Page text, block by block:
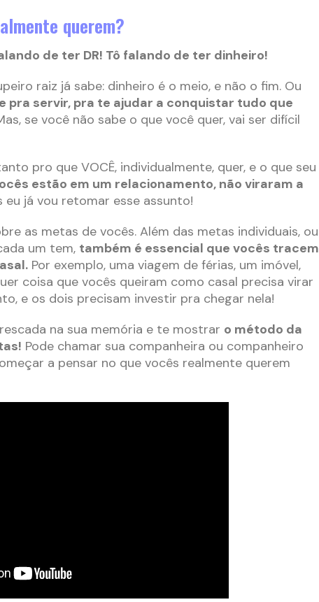
querem?
de ter DR! Tô falando de ter dinheiro!
raiz já sabe: dinheiro é o meio, e não o fim. Ou
pra servir, pra te ajudar a conquistar tudo que
se você não sabe o que você quer, vai ser difícil
pro que VOCÊ, individualmente, quer, e o que seu
estão em um relacionamento, não viraram a
eu já vou retomar esse assunto!
as metas de vocês. Além das metas individuais, ou
um tem, também é essencial que vocês tracem
Por exemplo, uma viagem de férias, um imóvel,
coisa que vocês queiram como casal precisa virar
e os dois precisam investir pra chegar nela!
na sua memória e te mostrar o método da
Pode chamar sua companheira ou companheiro
a pensar no que vocês realmente querem